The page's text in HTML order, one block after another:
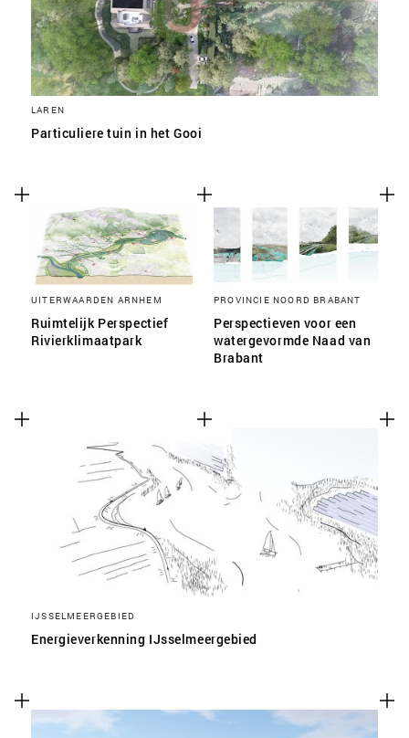
LAREN
Particuliere tuin in het Gooi
UITERWAARDEN ARNHEM
Ruimtelijk Perspectief
Rivierklimaatpark
PROVINCIE NOORD BRABANT
Perspectieven voor een
watergevormde Naad van
Brabant
IJSSELMEERGEBIED
Energieverkenning IJsselmeergebied